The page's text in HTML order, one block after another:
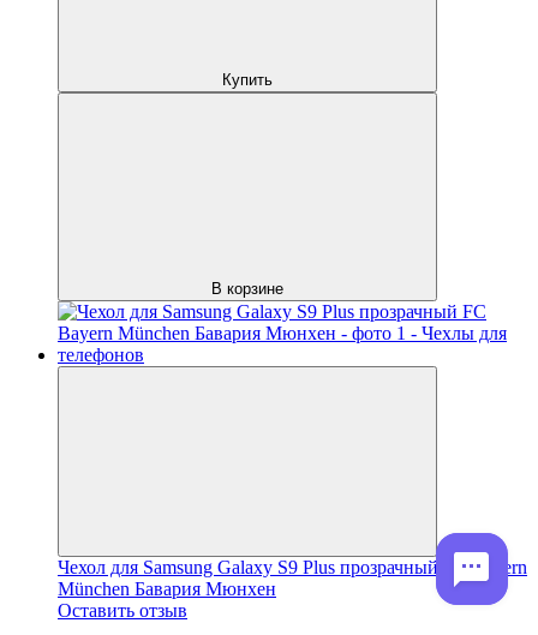
Купить
В корзине
Чехол для Samsung Galaxy S9 Plus прозрачный FC Bayern
München Бавария Мюнхен
Оставить отзыв